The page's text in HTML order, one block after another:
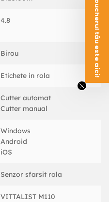
4.8
Birou
Etichete in rola
Cutter automat
Cutter manual
Windows
Android
iOS
Senzor sfarsit rola
VITTALIST M110
Voucherul tău este aici!